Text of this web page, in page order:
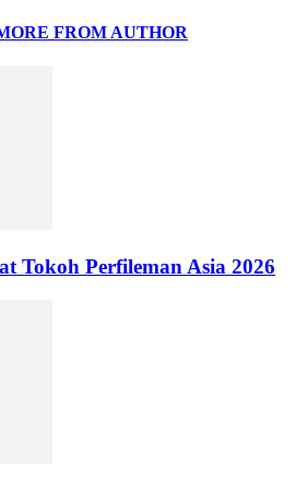
FROM AUTHOR
Tokoh Perfileman Asia 2026